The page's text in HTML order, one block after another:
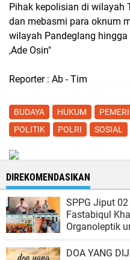
Pihak kepolisian di wilayah
dan mebasmi para oknum
wilayah Pandeglang
,Ade Osin"
Reporter : Ab - Tim
BUDAYA HUKUM
POLITIK
POLRI SOSIAL
DIREKOMENDASIKAN
SPPG Jiput
Fastabiqul
Organoleptik
DOA YANG